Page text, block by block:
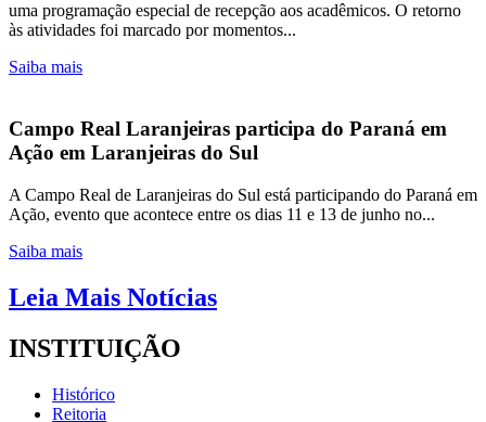
uma programação especial de recepção aos acadêmicos. O retorno
às atividades foi marcado por momentos...
Saiba mais
Campo Real Laranjeiras participa do Paraná em
Ação em Laranjeiras do Sul
A Campo Real de Laranjeiras do Sul está participando do Paraná em
Ação, evento que acontece entre os dias 11 e 13 de junho no...
Saiba mais
Leia Mais Notícias
INSTITUIÇÃO
Histórico
Reitoria